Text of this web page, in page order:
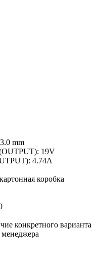
mm
19V
4.74A
коробка
конкретного варианта
менеджера